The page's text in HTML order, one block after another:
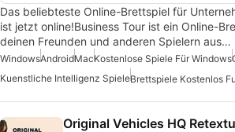
Das beliebteste Online-Brettspiel für
ist jetzt online!Business Tour ist ein Online-
deinen Freunden und anderen Spielern aus…
WindowsAndroidMacKostenlose Spiele Für Windows
Kuenstliche Intelligenz SpieleBrettspiele Kostenlos
Original Vehicles HQ